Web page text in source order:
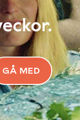
GÅ MED